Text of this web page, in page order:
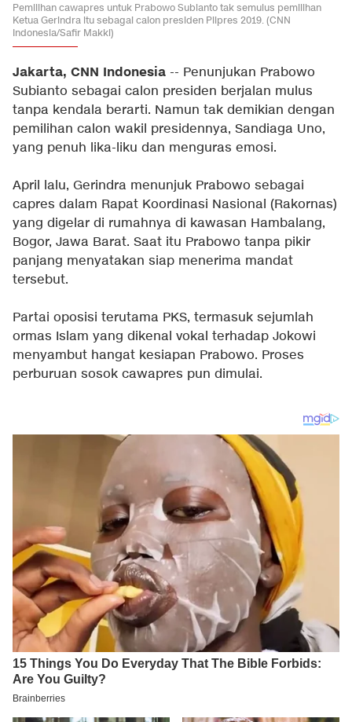
Pemilihan cawapres untuk Prabowo Subianto tak semulus pemilihan
Ketua Gerindra itu sebagai calon presiden Pilpres 2019. (CNN
Indonesia/Safir Makki)
Jakarta, CNN Indonesia -- Penunjukan Prabowo
Subianto sebagai calon presiden berjalan mulus
tanpa kendala berarti. Namun tak demikian dengan
pemilihan calon wakil presidennya, Sandiaga Uno,
yang penuh lika-liku dan menguras emosi.
April lalu, Gerindra menunjuk Prabowo sebagai
capres dalam Rapat Koordinasi Nasional (Rakornas)
yang digelar di rumahnya di kawasan Hambalang,
Bogor, Jawa Barat. Saat itu Prabowo tanpa pikir
panjang menyatakan siap menerima mandat
tersebut.
Partai oposisi terutama PKS, termasuk sejumlah
ormas Islam yang dikenal vokal terhadap Jokowi
menyambut hangat kesiapan Prabowo. Proses
perburuan sosok cawapres pun dimulai.